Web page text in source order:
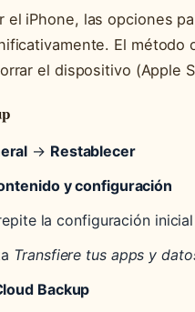
el iPhone, las opciones
El método
el dispositivo (Apple
→ Restablecer
y configuración
la configuración inicial
Transfiere tus apps y
Backup